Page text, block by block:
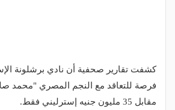
كشفت تقارير صحفية أن نادي برشلونة
فرصة للتعاقد مع النجم المصري "محمد
مقابل 35 مليون جنيه إسترليني فقط.